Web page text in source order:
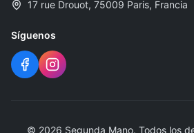
17 rue Drouot, 75009 Paris, Francia
Síguenos
© 2026 Segunda Mano. Todos los